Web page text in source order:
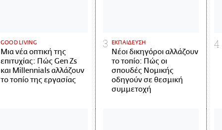
GOOD LIVING
Μια νέα οπτική της
επιτυχίας: Πώς Gen Zs
και Millennials αλλάζουν
το τοπίο της εργασίας
ΕΚΠΑΙΔΕΥΣΗ
Νέοι δικηγόροι αλλάζουν
το τοπίο: Πώς οι
σπουδές Νομικής
οδηγούν σε θεσμική
συμμετοχή